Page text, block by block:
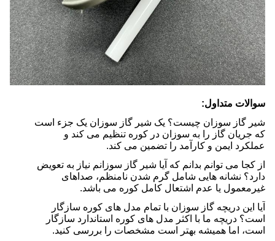
سوالات متداول:
شیر گاز سوزان چیست؟ یک شیر گاز سوزان یک جزء است
که جریان گاز را به سوزان در کوره تنظیم می کند و
عملکرد ایمن و کارآمد را تضمین می کند.
از کجا می توانم بدانم که آیا شیر گاز سوزانم نیاز به تعویض
دارد؟ نشانه هایی شامل گرم شدن نامنظم، صداهای
غیرمعمول یا عدم اشتعال کامل کوره می باشد.
آیا این دریچه گاز سوزان با تمام مدل های کوره سازگار
است؟ دریچه ما با اکثر مدل های کوره استاندارد سازگار
است، اما همیشه بهتر است مشخصات را بررسی کنید.